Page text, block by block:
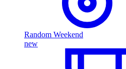
Random Weekend
new